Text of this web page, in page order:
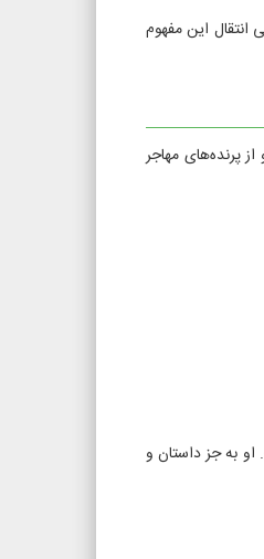
این مفهوم
پرنده‌های مهاجر
او به جز داستان و